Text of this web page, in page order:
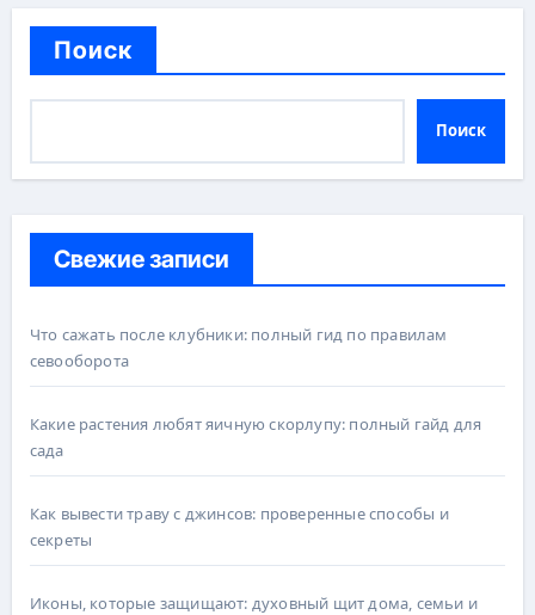
Поиск
Поиск
Свежие записи
Что сажать после клубники: полный гид по правилам
севооборота
Какие растения любят яичную скорлупу: полный гайд для
сада
Как вывести траву с джинсов: проверенные способы и
секреты
Иконы, которые защищают: духовный щит дома, семьи и